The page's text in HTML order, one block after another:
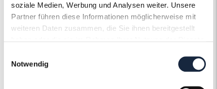
soziale Medien, Werbung und Analysen weiter. Unsere
Partner führen diese Informationen möglicherweise mit
weiteren Daten zusammen, die Sie ihnen bereitgestellt
Notwendig
55722